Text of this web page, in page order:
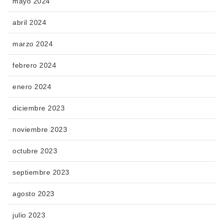
abril 2024
marzo 2024
febrero 2024
enero 2024
diciembre 2023
noviembre 2023
octubre 2023
septiembre 2023
agosto 2023
julio 2023